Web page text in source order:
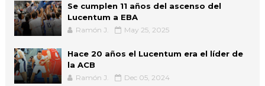
Se cumplen 11 años del ascenso del
Lucentum a EBA
Ramón J. May 25, 2025
Hace 20 años el Lucentum era el líder de
la ACB
Ramón J. Dec 05, 2024